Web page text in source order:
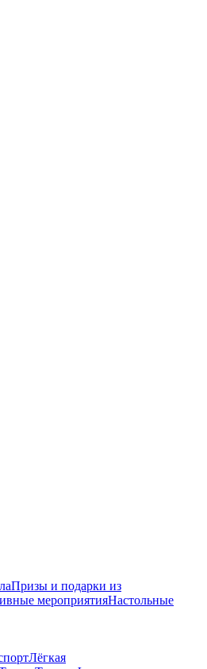
Призы и подарки из
мероприятияНастольные
Лёгкая